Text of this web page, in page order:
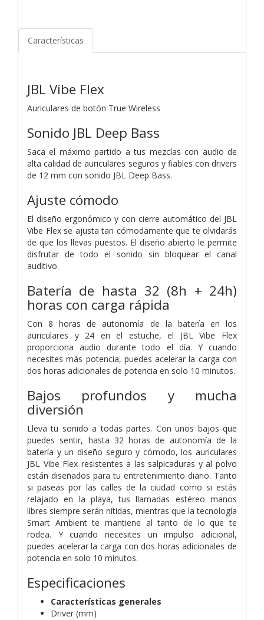
Características
JBL Vibe Flex
Auriculares de botón True Wireless
Sonido JBL Deep Bass
Saca el máximo partido a tus mezclas con audio de
alta calidad de auriculares seguros y fiables con drivers
de 12 mm con sonido JBL Deep Bass.
Ajuste cómodo
El diseño ergonómico y con cierre automático del JBL
Vibe Flex se ajusta tan cómodamente que te olvidarás
de que los llevas puestos. El diseño abierto le permite
disfrutar de todo el sonido sin bloquear el canal
auditivo.
Batería de hasta 32 (8h + 24h)
horas con carga rápida
Con 8 horas de autonomía de la batería en los
auriculares y 24 en el estuche, el JBL Vibe Flex
proporciona audio durante todo el día. Y cuando
necesites más potencia, puedes acelerar la carga con
dos horas adicionales de potencia en solo 10 minutos.
Bajos profundos y mucha
diversión
Lleva tu sonido a todas partes. Con unos bajos que
puedes sentir, hasta 32 horas de autonomía de la
batería y un diseño seguro y cómodo, los auriculares
JBL Vibe Flex resistentes a las salpicaduras y al polvo
están diseñados para tu entretenimiento diario. Tanto
si paseas por las calles de la ciudad como si estás
relajado en la playa, tus llamadas estéreo manos
libres siempre serán nítidas, mientras que la tecnología
Smart Ambient te mantiene al tanto de lo que te
rodea. Y cuando necesites un impulso adicional,
puedes acelerar la carga con dos horas adicionales de
potencia en solo 10 minutos.
Especificaciones
Características generales
Driver (mm)